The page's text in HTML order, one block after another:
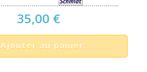
35,00 €
Ajouter au panier